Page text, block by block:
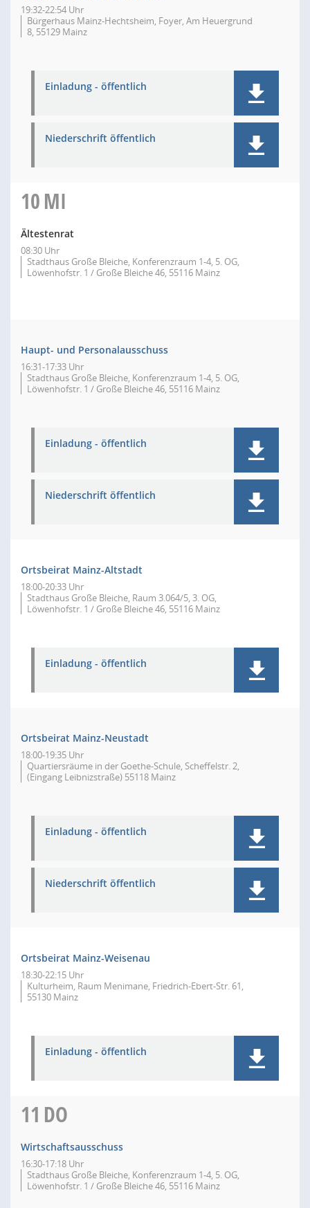
19:32-22:54 Uhr
Bürgerhaus Mainz-Hechtsheim, Foyer, Am Heuergrund
8, 55129 Mainz
Einladung - öffentlich
Niederschrift öffentlich
10MI
Ältestenrat
08:30 Uhr
Stadthaus Große Bleiche, Konferenzraum 1-4, 5. OG,
Löwenhofstr. 1 / Große Bleiche 46, 55116 Mainz
Haupt- und Personalausschuss
16:31-17:33 Uhr
Stadthaus Große Bleiche, Konferenzraum 1-4, 5. OG,
Löwenhofstr. 1 / Große Bleiche 46, 55116 Mainz
Einladung - öffentlich
Niederschrift öffentlich
Ortsbeirat Mainz-Altstadt
18:00-20:33 Uhr
Stadthaus Große Bleiche, Raum 3.064/5, 3. OG,
Löwenhofstr. 1 / Große Bleiche 46, 55116 Mainz
Einladung - öffentlich
Ortsbeirat Mainz-Neustadt
18:00-19:35 Uhr
Quartiersräume in der Goethe-Schule, Scheffelstr. 2,
(Eingang Leibnizstraße) 55118 Mainz
Einladung - öffentlich
Niederschrift öffentlich
Ortsbeirat Mainz-Weisenau
18:30-22:15 Uhr
Kulturheim, Raum Menimane, Friedrich-Ebert-Str. 61,
55130 Mainz
Einladung - öffentlich
11 DO
Wirtschaftsausschuss
16:30-17:18 Uhr
Stadthaus Große Bleiche, Konferenzraum 1-4, 5. OG,
Löwenhofstr. 1 / Große Bleiche 46, 55116 Mainz